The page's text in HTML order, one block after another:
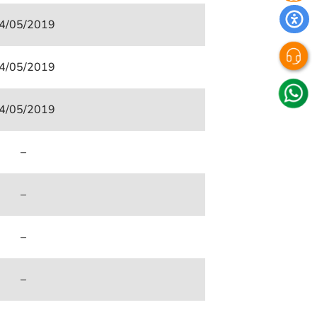
05/2019
05/2019
05/2019
–
–
–
–